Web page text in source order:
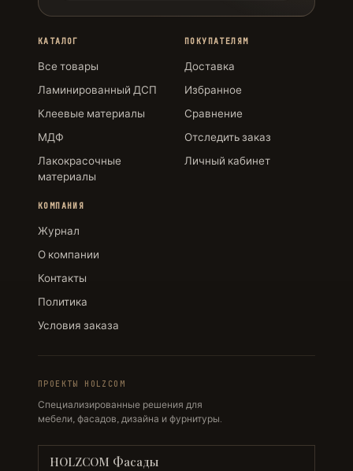
КАТАЛОГ
Все товары
Ламинированный ДСП
Клеевые материалы
МДФ
Лакокрасочные
материалы
ПОКУПАТЕЛЯМ
Доставка
Избранное
Сравнение
Отследить заказ
Личный кабинет
КОМПАНИЯ
Журнал
О компании
Контакты
Политика
Условия заказа
ПРОЕКТЫ HOLZCOM
Специализированные решения для
мебели, фасадов, дизайна и фурнитуры.
HOLZCOM Фасады